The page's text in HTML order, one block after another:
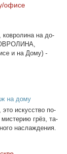
офи­се
ков­ро­ли­на на до­
и на До­му) -
на дому
ис­кус­ство по­
ми­сте­рию грёз, та­
на­сла­жде­ния.